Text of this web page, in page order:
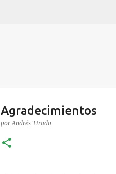
Agradecimientos
porAndrés Tirado